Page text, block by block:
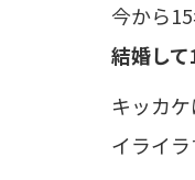
今から15
結婚し
キッカ
イライ